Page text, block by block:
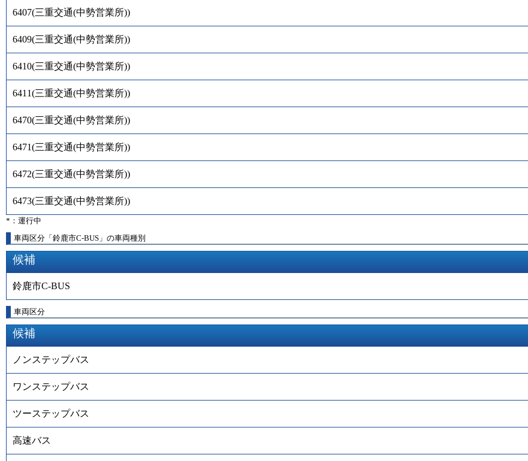
6407(三重交通(中勢営業所))
6409(三重交通(中勢営業所))
6410(三重交通(中勢営業所))
6411(三重交通(中勢営業所))
6470(三重交通(中勢営業所))
6471(三重交通(中勢営業所))
6472(三重交通(中勢営業所))
6473(三重交通(中勢営業所))
*：運行中
車両区分「鈴鹿市C-BUS」の車両種別
候補
鈴鹿市C-BUS
車両区分
候補
ノンステップバス
ワンステップバス
ツーステップバス
高速バス